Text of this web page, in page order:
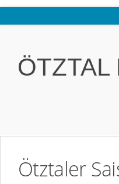
Ötztal
Interviews
Kostenloser
ÖTZTAL
Ötztaler